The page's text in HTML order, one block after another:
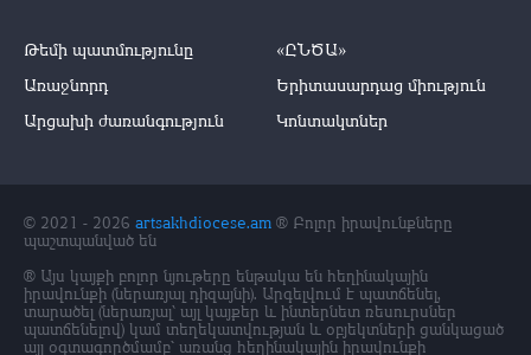
Թեմի պատմությունը
Առաջնորդ
Արցախի ժառանգություն
«ԸՆԾԱ»
Երիտասարդաց միություն
Կոնտակտներ
© 2021 - 2026 artsakhdiocese.am ® Բոլոր իրավունքները
պաշտպանված են
® Այս կայքի բոլոր նյութերը ենթակա են հեղինակային
իրավունքի (ներառյալ դիզայնի). Արգելվում է պատճենել,
տարածել (ներառյալ` այլ կայքեր և ինտերնետ ռեսուրսներ
պատճենելով) կամ տեղեկատվության և օբյեկտների ցանկացած
այլ օգտագործմամբ՝ առանց հեղինակային իրավունքի